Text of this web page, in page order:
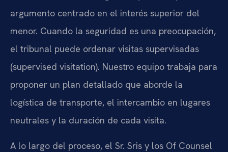
argumento centrado en el interés superior del
menor. Cuando la seguridad es una preocupación,
el tribunal puede ordenar visitas supervisadas
(supervised visitation). Nuestro equipo trabaja para
proponer un plan detallado que aborde la
logística de transporte, el intercambio en lugares
neutrales y la duración de cada visita.
A lo largo del proceso, el Sr. Sris y los Of Counsel